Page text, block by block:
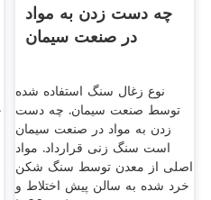
چه دست زدن به مواد
در صنعت سیمان
نوع زغال سنگ استفاده شده
توسط صنعت سیمان. چه دست
زدن به مواد در صنعت سیمان
است سنگ زنی قرارداد. مواد
اصلی از معدن توسط سنگ شکن
خرد شده به سالن پیش اختلاط و